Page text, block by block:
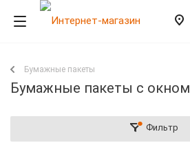
Бумажные пакеты
Бумажные пакеты с окном
Фильтр